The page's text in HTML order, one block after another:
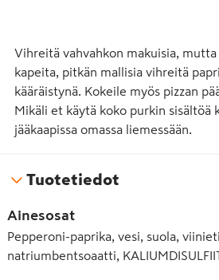
Vihreitä vahvahkon makuisia,
kapeita, pitkän mallisia vihreitä
kääräistynä. Kokeile myös pizzan
Mikäli et käytä koko purkin sisältöä
jääkaapissa omassa liemessään.
Tuotetiedot
Ainesosat
Pepperoni-paprika, vesi, suola,
natriumbentsoaatti,